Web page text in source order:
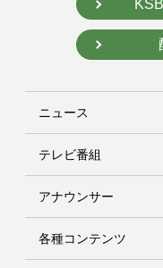
ニュース
テレビ番組
アナウンサー
各種コンテンツ